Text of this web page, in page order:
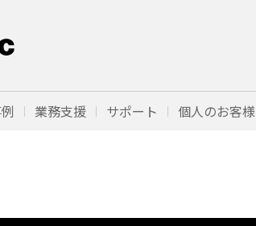
業務支援 サポート 個人のお客様